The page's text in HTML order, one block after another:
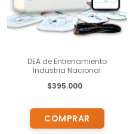
DEA de Entrenamiento
Industria Nacional
$395.000